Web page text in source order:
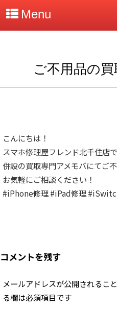
Menu
ご不用品の
こんにちは！
スマホ修理屋フレンド北千住店
併設の買取専門アメモバにてご
お気軽にご相談ください！
#iPhone修理#iPad修理
コメントを残す
メールアドレスが公開されるこ
る欄は必須項目です